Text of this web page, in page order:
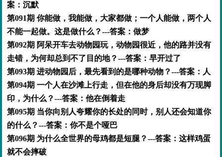
案：沉默
第091期 你能做，我能做，大家都做；一个人能做，两个人
不能一起做。这是做什么？---答案：做梦
第092期 阿呆开车去动物园玩，动物园很近，他的路并没有
走错，为何却总到不了目的地？---答案：早开过了
第093期 进动物园后，最先看到的是哪种动物？---答案：人
第094期 一个人在沙滩上行走，但在他的身后却没有万现脚
印，为什么？---答案：他在倒着走
第095期 当你向别人夸耀你的长处的同时，别人还会知道你
的什么？---答案：你不是个哑巴
第096期 为什么全世界的母鸡都是短腿？---答案：这样鸡蛋
就不会摔破